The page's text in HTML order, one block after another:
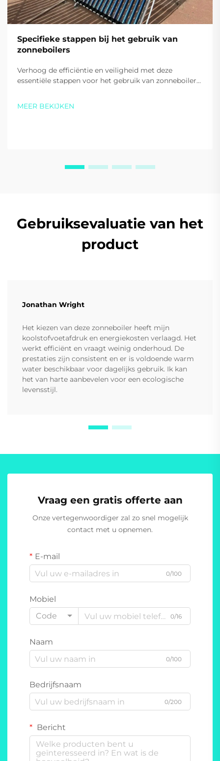
Specifieke stappen bij het gebruik van
zonneboilers
Verhoog de efficiëntie en veiligheid met deze
essentiële stappen voor het gebruik van zonneboilers.
nog met energiebesparing.
MEER BEKIJKEN
Gebruiksevaluatie van het
product
Jonathan Wright
Het kiezen van deze zonneboiler heeft mijn
koolstofvoetafdruk en energiekosten verlaagd. Het
werkt efficiënt en vraagt weinig onderhoud. De
prestaties zijn consistent en er is voldoende warm
water beschikbaar voor dagelijks gebruik. Ik kan
het van harte aanbevelen voor een ecologische
levensstijl.
Vraag een gratis offerte aan
Onze vertegenwoordiger zal zo snel mogelijk
contact met u opnemen.
E-mail
0/100
Mobiel
Code
0/16
Naam
0/100
Bedrijfsnaam
0/200
Bericht